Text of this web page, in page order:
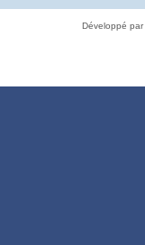
Développé par